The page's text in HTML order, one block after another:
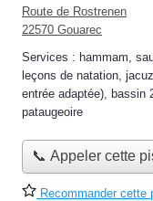
Route de Rostrenen
22570 Gouarec
Services : hammam,
leçons de natation,
entrée adaptée), bassin
pataugeoire
📞 Appeler cette
Recommander cette